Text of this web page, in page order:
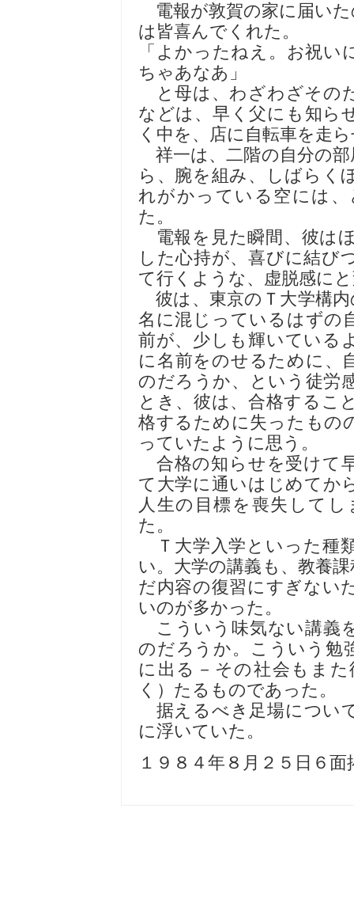
電報が敦賀の家に届い
は皆喜んでくれた。
「よかったねえ。お祝
ちゃあなあ」
と母は、わざわざその
などは、早く父にも知ら
く中を、店に自転車を走
祥一は、二階の自分の
ら、腕を組み、しばらく
れがかっている空には
た。
電報を見た瞬間、彼は
した心持が、喜びに結び
て行くような、虚脱感に
彼は、東京のＴ大学構
名に混じっているはずの
前が、少しも輝いている
に名前をのせるために、
のだろうか、という徒労
とき、彼は、合格するこ
格するために失ったもの
っていたように思う。
合格の知らせを受けて
て大学に通いはじめてか
人生の目標を喪失して
た。
Ｔ大学入学といった種
い。大学の講義も、教養
だ内容の復習にすぎない
いのが多かった。
こういう味気ない講義
のだろうか。こういう勉
に出る－その社会もま
く）たるものであった。
据えるべき足場につい
に浮いていた。
１９８４年８月２５日６面